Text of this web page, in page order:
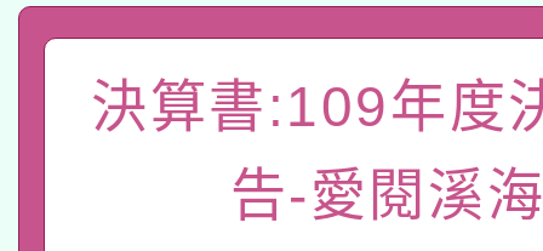
礎課程
A3數位素養講師名單
「數位內容與教學軟體
有關大陸委員會函釋公
薪期間赴陸應申請許可
轉知經濟部水利署委託
決算書:109年度
告-愛閱溪